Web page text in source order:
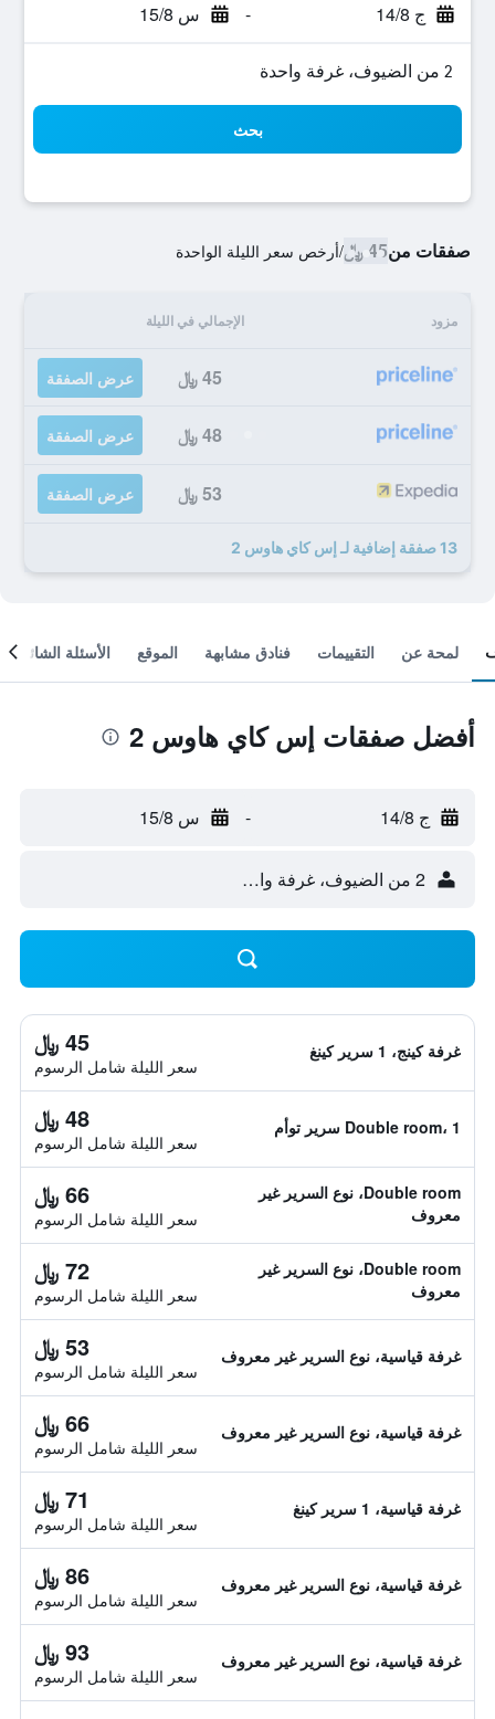
ج 14/8 - س 15/8
2 من الضيوف، غرفة واحدة
بحث
صفقات من45 ﷼ /أرخص سعر الليلة الواحدة
مزود الإجمالي في الليلة
45 ﷼ عرض الصفقة
48 ﷼ عرض الصفقة
53 ﷼ عرض الصفقة
13 صفقة إضافية لـ إس كاي هاوس 2
لمحة عن التقييمات فنادق مشابهة الموقع الأسئلة الشائعة
أفضل صفقات إس كاي هاوس 2
ج 14/8 - س 15/8
2 من الضيوف، غرفة واحدة
غرفة كينج، 1 سرير كينغ 45 ﷼
سعر الليلة شامل الرسوم
Double room، 1 سرير توأم 48 ﷼
سعر الليلة شامل الرسوم
Double room، نوع السرير غير
معروف
66 ﷼
سعر الليلة شامل الرسوم
Double room، نوع السرير غير
معروف
72 ﷼
سعر الليلة شامل الرسوم
غرفة قياسية، نوع السرير غير معروف 53 ﷼
سعر الليلة شامل الرسوم
غرفة قياسية، نوع السرير غير معروف 66 ﷼
سعر الليلة شامل الرسوم
غرفة قياسية، 1 سرير كينغ 71 ﷼
سعر الليلة شامل الرسوم
غرفة قياسية، نوع السرير غير معروف 86 ﷼
سعر الليلة شامل الرسوم
غرفة قياسية، نوع السرير غير معروف 93 ﷼
سعر الليلة شامل الرسوم